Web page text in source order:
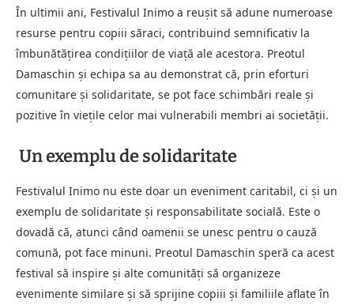
În ultimii ani, Festivalul Inimo a reușit să adune numeroase
resurse pentru copiii săraci, contribuind semnificativ la
îmbunătățirea condițiilor de viață ale acestora. Preotul
Damaschin și echipa sa au demonstrat că, prin eforturi
comunitare și solidaritate, se pot face schimbări reale și
pozitive în viețile celor mai vulnerabili membri ai societății.
Un exemplu de solidaritate
Festivalul Inimo nu este doar un eveniment caritabil, ci și un
exemplu de solidaritate și responsabilitate socială. Este o
dovadă că, atunci când oamenii se unesc pentru o cauză
comună, pot face minuni. Preotul Damaschin speră ca acest
festival să inspire și alte comunități să organizeze
evenimente similare și să sprijine copiii și familiile aflate în